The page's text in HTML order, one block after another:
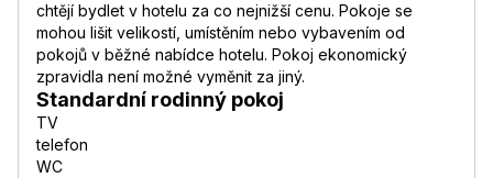
chtějí bydlet v hotelu za co nejnižší cenu. Pokoje se
mohou lišit velikostí, umístěním nebo vybavením od
pokojů v běžné nabídce hotelu. Pokoj ekonomický
zpravidla není možné vyměnit za jiný.
Standardní rodinný pokoj
TV
telefon
WC